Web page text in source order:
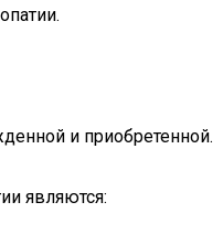
и приобретенной.
являются: